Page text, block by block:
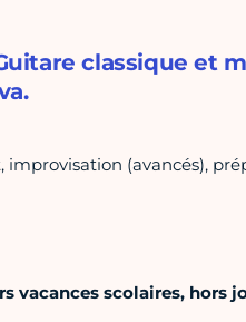
classique et
(avancés),
vacances scolaires, hors